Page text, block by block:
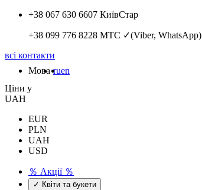
+38 067 630 6607 КиївСтар
+38 099 776 8228 МТС ✓(Viber, WhatsApp)
всі контакти
Мова ruen
Цiни у
UAH
EUR
PLN
UAH
USD
％ Акції ％
✓ Квіти та букети